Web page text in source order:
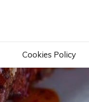
Cookies Policy